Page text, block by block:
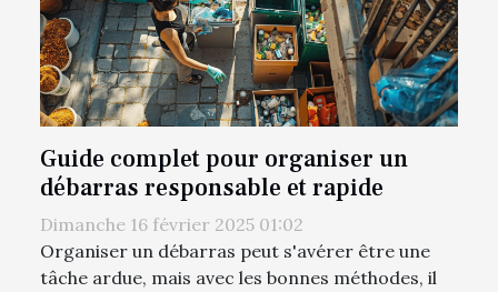
Guide complet pour organiser un
débarras responsable et rapide
Dimanche 16 février 2025 01:02
Organiser un débarras peut s'avérer être une
tâche ardue, mais avec les bonnes méthodes, il